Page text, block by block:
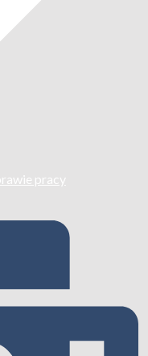
pracy